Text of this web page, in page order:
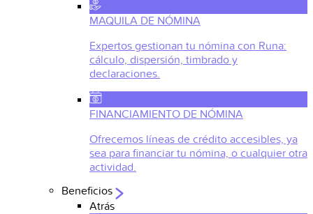
MAQUILA DE NÓMINA
Expertos gestionan tu nómina con Runa:
cálculo, dispersión, timbrado y
declaraciones.
FINANCIAMIENTO DE NÓMINA
Ofrecemos líneas de crédito accesibles, ya
sea para financiar tu nómina, o cualquier otra
actividad.
Beneficios
Atrás